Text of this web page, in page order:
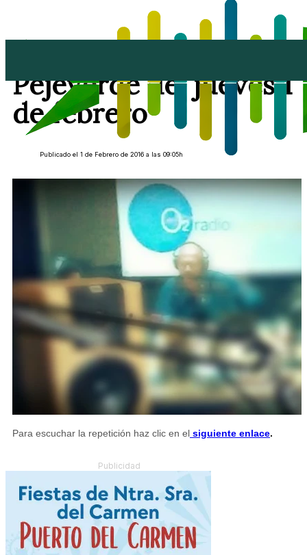
Pejeverde del jueves 1
de febrero
Publicado el 1 de Febrero de 2016 a las 09:05h
Para escuchar la repetición haz clic en el siguiente enlace.
Publicidad